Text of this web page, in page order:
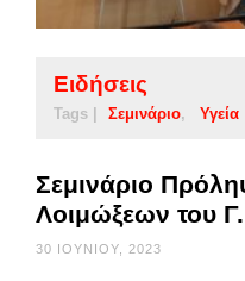
Ειδήσεις
Tags | Σεμινάριο Υγεία
Σεμινάριο
Λοιμώξεων του
30 ΙΟΥΝΊΟΥ, 2023